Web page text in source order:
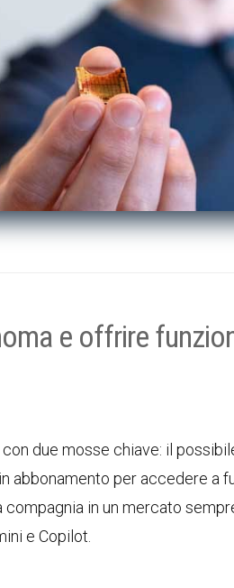
e offrire
con due mosse chiave: il
abbonamento per accedere a
in un mercato
e Copilot.